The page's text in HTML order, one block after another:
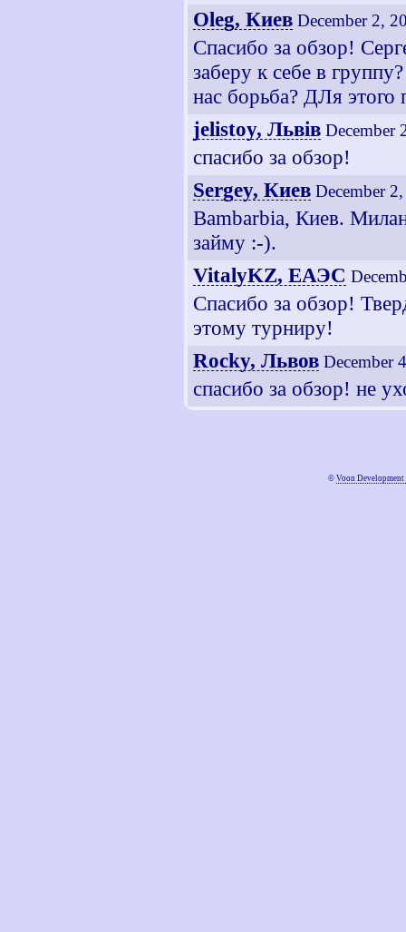
Oleg, Киев December 2,
Спасибо за обзор!
заберу к себе в
нас борьба? ДЛя этого
jelistoy, Львiв December
спасибо за обзор!
Sergey, Киев December
Bambarbia, Киев.
займу :-).
VitalyKZ, ЕАЭС
Спасибо за обзор!
этому турниру!
Rocky, Львов December
спасибо за обзор! не
© Voon Development